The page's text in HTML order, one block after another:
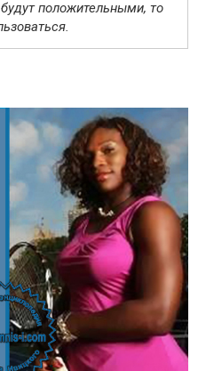
положительными, то